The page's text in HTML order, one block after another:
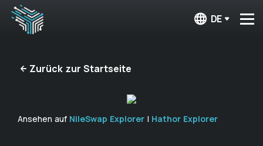
DE
Zurück zur Startseite
Ansehen auf NileSwap Explorer | Hathor Explorer